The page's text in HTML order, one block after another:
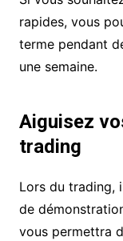
rapides, vous
terme pendant
une semaine.
Aiguisez
trading
Lors du trading,
de
vous permettra